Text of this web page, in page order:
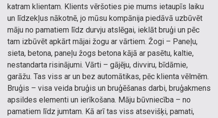
katram klientam. Klients vēršoties pie mums ietaupīs laiku
un līdzekļus nākotnē, jo mūsu kompānija piedāvā uzbūvēt
māju no pamatiem līdz durvju atslēgai, ieklāt bruģi un pēc
tam izbūvēt apkārt mājai žogu ar vārtiem. Žogi – Paneļu,
sieta, betona, paneļu žogs betona kājā ar pasētu, kaltie,
nestandarta risinājumi. Vārti – gājēju, divviru, bīdāmie,
garāžu. Tas viss ar un bez automātikas, pēc klienta vēlmēm.
Bruģis – visa veida bruģis un bruģēšanas darbi, bruģakmens
apsildes elementi un ierīkošana. Māju būvniecība – no
pamatiem līdz jumtam. Kā arī tas viss atsevišķi, pamati,